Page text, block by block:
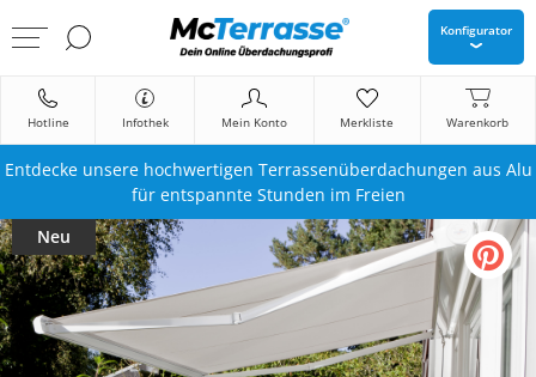
Konfigurator
Hotline Infothek Mein Konto Merkliste Warenkorb
Entdecke unsere hochwertigen Terrassenüberdachungen aus Alu
für entspannte Stunden im Freien
Neu